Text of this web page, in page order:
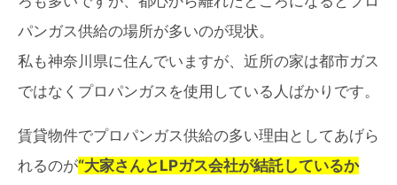
パンガス供給の場所が多いのが現状。
私も神奈川県に住んでいますが、近所の家は都市ガス
ではなくプロパンガスを使用している人ばかりです。
賃貸物件でプロパンガス供給の多い理由としてあげら
れるのが“大家さんとLPガス会社が結託しているか